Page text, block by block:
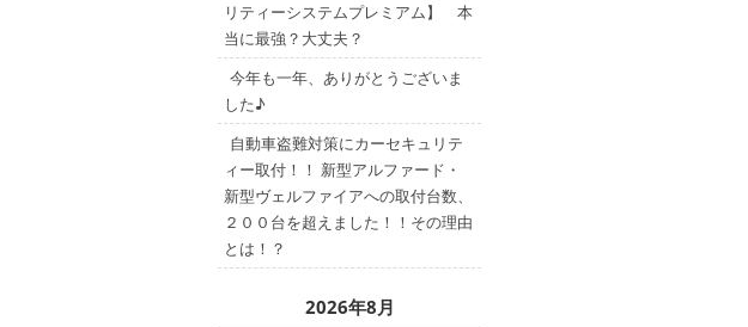
リティーシステムプレミアム】 本
当に最強？大丈夫？
今年も一年、ありがとうございま
した♪
自動車盗難対策にカーセキュリテ
ィー取付！！ 新型アルファード・
新型ヴェルファイアへの取付台数、
２００台を超えました！！その理由
とは！？
2026年8月